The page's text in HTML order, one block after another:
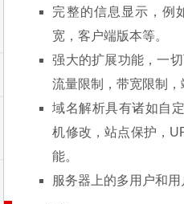
完整的信息显示，例
宽，客户端版本等。
强大的扩展功能，一
流量限制，带宽限制，
域名解析具有诸如自
机修改，站点保护，
能。
服务器上的多用户和用